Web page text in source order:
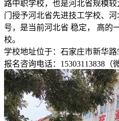
路中职学校，也是河北省规模
门授予河北省先进技工学校、
号，是当前河北省 稳定， 高的
校。
学校地址位于：石家庄市新华路
报名咨询电话：15303113838（